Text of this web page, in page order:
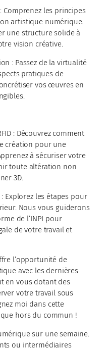
les principes
artistique numérique.
une structure solide à
vision créative.
: Passez de la virtualité
pratiques de
vos œuvres en
: Découvrez comment
création pour une
à sécuriser votre
toute altération non
3D.
Explorez les étapes pour
Nous vous guiderons
de l’INPI pour
de votre travail et
l’opportunité de
avec les dernières
en vous dotant des
votre travail sous
moi dans cette
hors du commun !
sur une semaine.
ou intermédiaires